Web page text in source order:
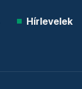
Hírlevelek